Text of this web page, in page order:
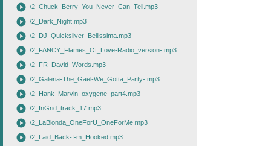
play_circle /2_Chuck_Berry_You_Never_Can_Tell.mp3
play_circle /2_Dark_Night.mp3
play_circle /2_DJ_Quicksilver_Bellissima.mp3
play_circle /2_FANCY_Flames_Of_Love-Radio_version-.mp3
play_circle /2_FR_David_Words.mp3
play_circle /2_Galeria-The_Gael-We_Gotta_Party-.mp3
play_circle /2_Hank_Marvin_oxygene_part4.mp3
play_circle /2_InGrid_track_17.mp3
play_circle /2_LaBionda_OneForU_OneForMe.mp3
play_circle /2_Laid_Back-I-m_Hooked.mp3